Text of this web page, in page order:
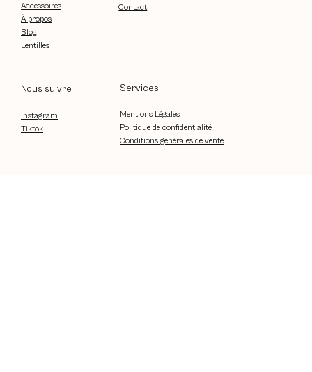
Accessoires
À propos
Blog
Lentilles
Contact
Nous suivre
Instagram
Tiktok
Services
Mentions Légales
Politique de confidentialité
Conditions générales de vente